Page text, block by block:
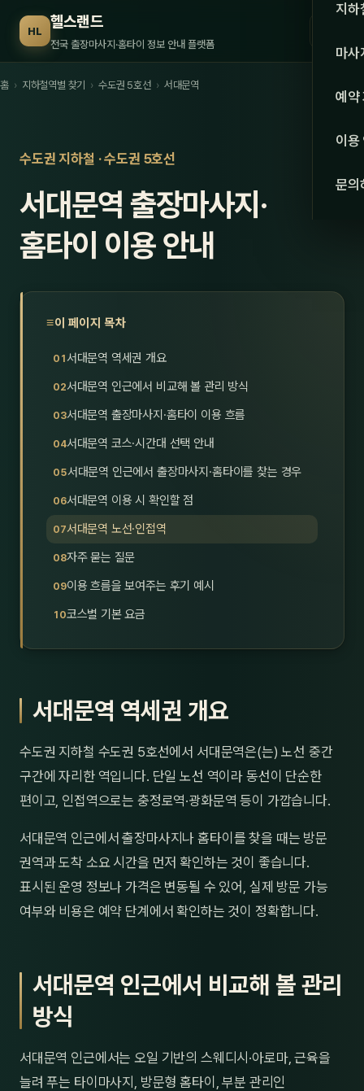
HL 헬스랜드
전국 출장마사지·홈타이 정보 안내 플랫폼 서울
강원·
강원
충북
울산
지하
마사
관리
스
24
할인
예약
이용
문의
홈 › 지하철역별 찾기 › 수도권 5호선 › 서대문역
수도권 지하철 · 수도권 5호선
서대문역 출장마사지·
홈타이 이용 안내
이 페이지 목차
서대문역 역세권 개요
서대문역 인근에서 비교해 볼 관리 방식
서대문역 출장마사지·홈타이 이용 흐름
서대문역 코스·시간대 선택 안내
서대문역 인근에서 출장마사지·홈타이를 찾는 경우
서대문역 이용 시 확인할 점
서대문역 노선·인접역
자주 묻는 질문
이용 흐름을 보여주는 후기 예시
코스별 기본 요금
서대문역 역세권 개요
수도권 지하철 수도권 5호선에서 서대문역은(는) 노선 중간
구간에 자리한 역입니다. 단일 노선 역이라 동선이 단순한
편이고, 인접역으로는 충정로역·광화문역 등이 가깝습니다.
서대문역 인근에서 출장마사지나 홈타이를 찾을 때는 방문
권역과 도착 소요 시간을 먼저 확인하는 것이 좋습니다.
표시된 운영 정보나 가격은 변동될 수 있어, 실제 방문 가능
여부와 비용은 예약 단계에서 확인하는 것이 정확합니다.
서대문역 인근에서 비교해 볼 관리
방식
서대문역 인근에서는 오일 기반의 스웨디시·아로마, 근육을
늘려 푸는 타이마사지, 방문형 홈타이, 부분 관리인